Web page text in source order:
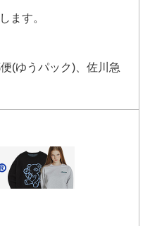
ます。
(ゆうパック)、佐川急